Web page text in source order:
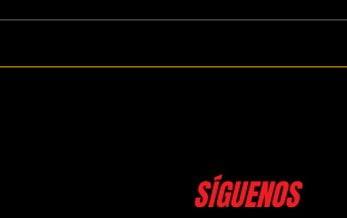
5 señales de que tu carro necesita
SÍGUENOS